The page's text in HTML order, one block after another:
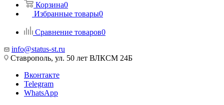
Корзина0
Избранные товары0
Сравнение товаров0
info@status-st.ru
Ставрополь, ул. 50 лет ВЛКСМ 24Б
Вконтакте
Telegram
WhatsApp